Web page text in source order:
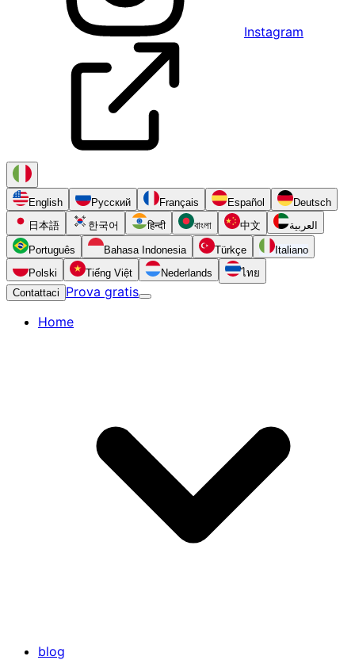
Instagram
English Русский Français Español
Deutsch
日本語
한국어 हिन्दी বাংলা 中文 العربية
Português Bahasa Indonesia Türkçe
Italiano
Polski
Tiếng Việt Nederlands
ไทย
Contattaci
Prova gratis
Home
blog